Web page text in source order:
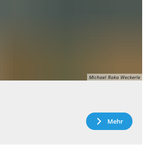
Michael Raka Weckerle
Mehr